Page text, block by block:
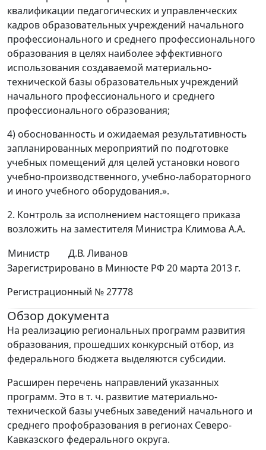
квалификации педагогических и управленческих
кадров образовательных учреждений начального
профессионального и среднего профессионального
образования в целях наиболее эффективного
использования создаваемой материально-
технической базы образовательных учреждений
начального профессионального и среднего
профессионального образования;
4) обоснованность и ожидаемая результативность
запланированных мероприятий по подготовке
учебных помещений для целей установки нового
учебно-производственного, учебно-лабораторного
и иного учебного оборудования.».
2. Контроль за исполнением настоящего приказа
возложить на заместителя Министра Климова А.А.
Министр
Д.В. Ливанов
Зарегистрировано в Минюсте РФ 20 марта 2013 г.
Регистрационный № 27778
Обзор документа
На реализацию региональных программ развития
образования, прошедших конкурсный отбор, из
федерального бюджета выделяются субсидии.
Расширен перечень направлений указанных
программ. Это в т. ч. развитие материально-
технической базы учебных заведений начального и
среднего профобразования в регионах Северо-
Кавказского федерального округа.